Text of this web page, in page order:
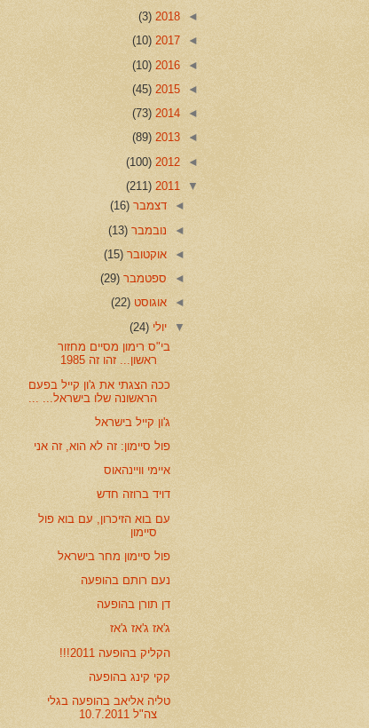
◄
2018
(3)
◄
2017
(10)
◄
2016
(10)
◄
2015
(45)
◄
2014
(73)
◄
2013
(89)
◄
2012
(100)
▼
2011
(211)
◄דצמבר(16)
◄ נובמבר(13)
◄אוקטובר(15)
◄ ספטמבר(29)
◄אוגוסט(22)
▼יולי(24)
בי"ס רימון מסיים מחזור
ראשון... זהו זה 1985
ככה הצגתי את ג'ון קייל בפעם
הראשונה שלו בישראל... ...
ג'ון קייל בישראל
פול סיימון: זה לא הוא, זה אני
איימי וויינהאוס
דויד ברוזה חדש
עם בוא הזיכרון, עם בוא פול
סיימון
פול סיימון מחר בישראל
נעם רותם בהופעה
דן תורן בהופעה
ג'אז ג'אז ג'אז
הקליק בהופעה 2011!!!
קקי קינג בהופעה
טליה אליאב בהופעה בגלי
צה"ל 10.7.2011